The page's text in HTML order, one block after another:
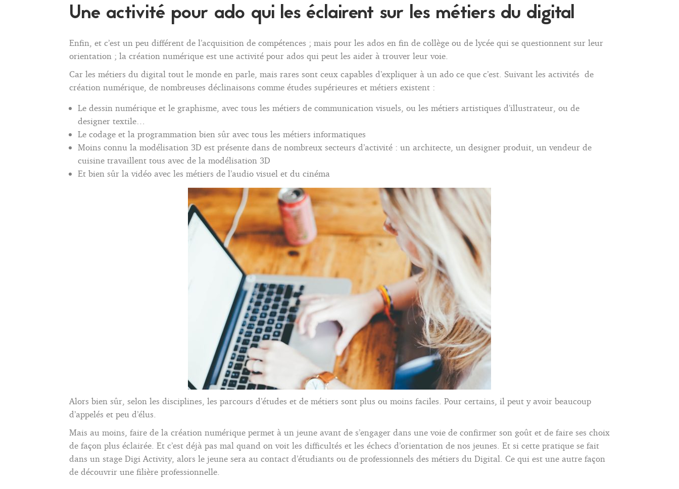
Une activité pour ado qui les éclairent sur les métiers du digital
Enfin, et c’est un peu différent de l’acquisition de compétences ; mais pour les ados en fin de collège ou de lycée qui se questionnent sur leur
orientation ; la création numérique est une activité pour ados qui peut les aider à trouver leur voie.
Car les métiers du digital tout le monde en parle, mais rares sont ceux capables d’expliquer à un ado ce que c’est. Suivant les activités de
création numérique, de nombreuses déclinaisons comme études supérieures et métiers existent :
Le dessin numérique et le graphisme, avec tous les métiers de communication visuels, ou les métiers artistiques d’illustrateur, ou de
designer textile…
Le codage et la programmation bien sûr avec tous les métiers informatiques
Moins connu la modélisation 3D est présente dans de nombreux secteurs d’activité : un architecte, un designer produit, un vendeur de
cuisine travaillent tous avec de la modélisation 3D
Et bien sûr la vidéo avec les métiers de l’audio visuel et du cinéma
Alors bien sûr, selon les disciplines, les parcours d’études et de métiers sont plus ou moins faciles. Pour certains, il peut y avoir beaucoup
d’appelés et peu d’élus.
Mais au moins, faire de la création numérique permet à un jeune avant de s’engager dans une voie de confirmer son goût et de faire ses choix
de façon plus éclairée. Et c’est déjà pas mal quand on voit les difficultés et les échecs d’orientation de nos jeunes. Et si cette pratique se fait
dans un stage Digi Activity, alors le jeune sera au contact d’étudiants ou de professionnels des métiers du Digital. Ce qui est une autre façon
de découvrir une filière professionnelle.